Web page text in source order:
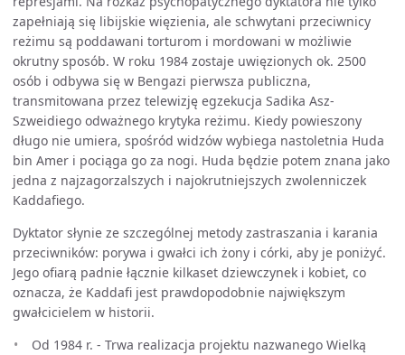
zapełniają się libijskie więzienia, ale schwytani przeciwnicy
reżimu są poddawani torturom i mordowani w możliwie
okrutny sposób. W roku 1984 zostaje uwięzionych ok. 2500
osób i odbywa się w Bengazi pierwsza publiczna,
transmitowana przez telewizję egzekucja Sadika Asz-
Szweidiego odważnego krytyka reżimu. Kiedy powieszony
długo nie umiera, spośród widzów wybiega nastoletnia Huda
bin Amer i pociąga go za nogi. Huda będzie potem znana jako
jedna z najzagorzalszych i najokrutniejszych zwolenniczek
Kaddafiego.
Dyktator słynie ze szczególnej metody zastraszania i karania
przeciwników: porywa i gwałci ich żony i córki, aby je poniżyć.
Jego ofiarą padnie łącznie kilkaset dziewczynek i kobiet, co
oznacza, że Kaddafi jest prawdopodobnie największym
gwałcicielem w historii.
Od 1984 r. - Trwa realizacja projektu nazwanego Wielką